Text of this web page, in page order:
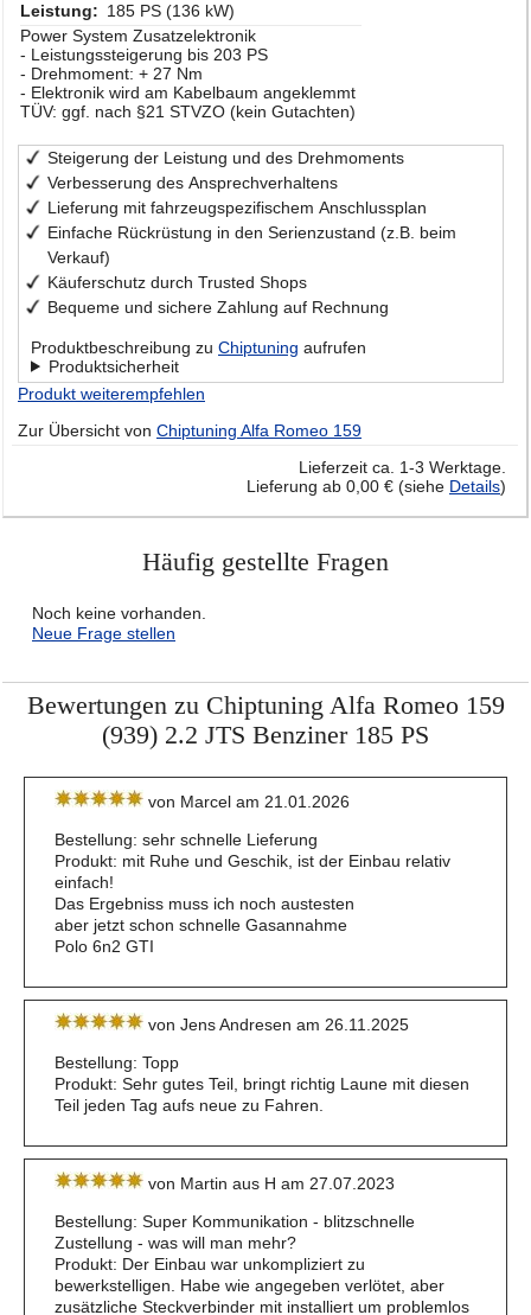
Leistung: 185 PS (136 kW)
Power System Zusatzelektronik
- Leistungssteigerung bis 203 PS
- Drehmoment: + 27 Nm
- Elektronik wird am Kabelbaum angeklemmt
TÜV: ggf. nach §21 STVZO (kein Gutachten)
Steigerung der Leistung und des Drehmoments
Verbesserung des Ansprechverhaltens
Lieferung mit fahrzeugspezifischem Anschlussplan
Einfache Rückrüstung in den Serienzustand (z.B. beim
Verkauf)
Käuferschutz durch Trusted Shops
Bequeme und sichere Zahlung auf Rechnung
Produktbeschreibung zu Chiptuning aufrufen
Produktsicherheit
Produkt weiterempfehlen
Zur Übersicht von Chiptuning Alfa Romeo 159
Lieferzeit ca. 1-3 Werktage.
Lieferung ab 0,00 € (siehe Details)
Häufig gestellte Fragen
Noch keine vorhanden.
Neue Frage stellen
Bewertungen zu Chiptuning Alfa Romeo 159
(939) 2.2 JTS Benziner 185 PS
von Marcel am 21.01.2026
Bestellung: sehr schnelle Lieferung
Produkt: mit Ruhe und Geschik, ist der Einbau relativ
einfach!
Das Ergebniss muss ich noch austesten
aber jetzt schon schnelle Gasannahme
Polo 6n2 GTI
von Jens Andresen am 26.11.2025
Bestellung: Topp
Produkt: Sehr gutes Teil, bringt richtig Laune mit diesen
Teil jeden Tag aufs neue zu Fahren.
von Martin aus H am 27.07.2023
Bestellung: Super Kommunikation - blitzschnelle
Zustellung - was will man mehr?
Produkt: Der Einbau war unkompliziert zu
bewerkstelligen. Habe wie angegeben verlötet, aber
zusätzliche Steckverbinder mit installiert um problemlos